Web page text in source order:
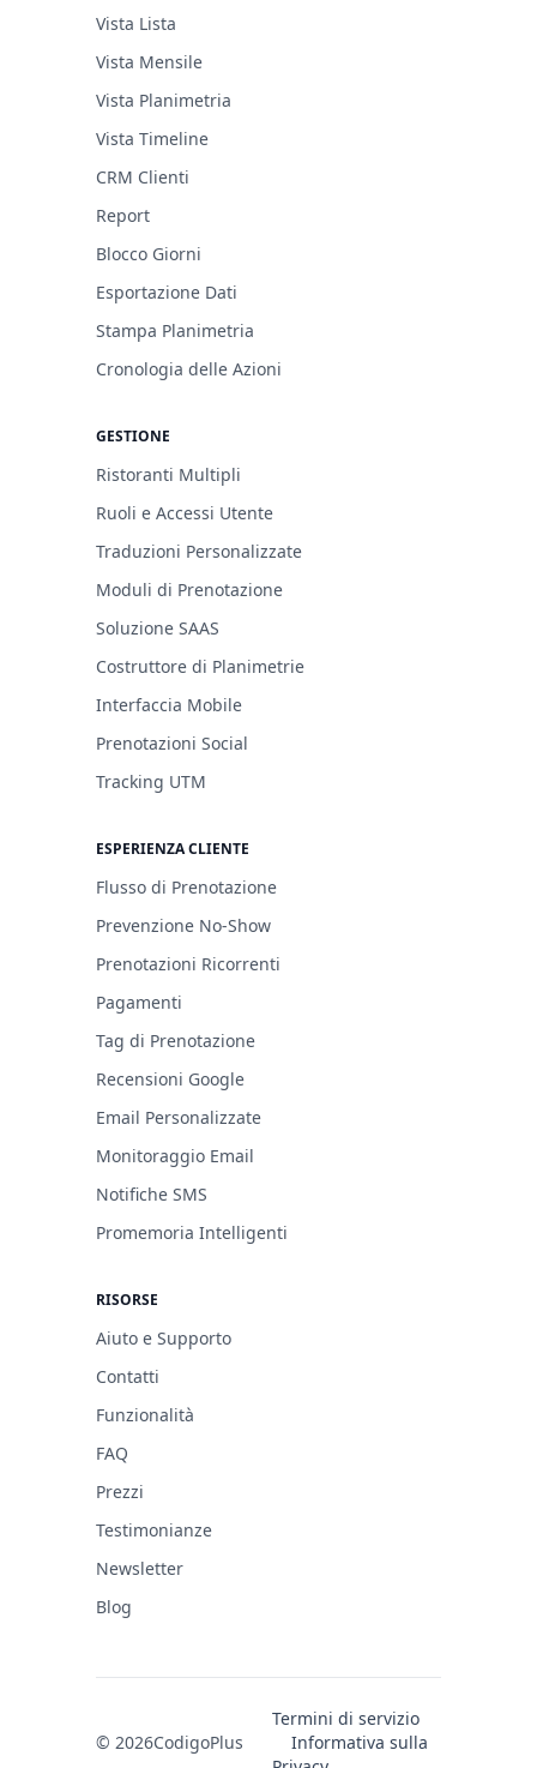
Vista Lista
Vista Mensile
Vista Planimetria
Vista Timeline
CRM Clienti
Report
Blocco Giorni
Esportazione Dati
Stampa Planimetria
Cronologia delle Azioni
GESTIONE
Ristoranti Multipli
Ruoli e Accessi Utente
Traduzioni Personalizzate
Moduli di Prenotazione
Soluzione SAAS
Costruttore di Planimetrie
Interfaccia Mobile
Prenotazioni Social
Tracking UTM
ESPERIENZA CLIENTE
Flusso di Prenotazione
Prevenzione No-Show
Prenotazioni Ricorrenti
Pagamenti
Tag di Prenotazione
Recensioni Google
Email Personalizzate
Monitoraggio Email
Notifiche SMS
Promemoria Intelligenti
RISORSE
Aiuto e Supporto
Contatti
Funzionalità
FAQ
Prezzi
Testimonianze
Newsletter
Blog
© 2026CodigoPlus
Termini di servizio
Informativa sulla